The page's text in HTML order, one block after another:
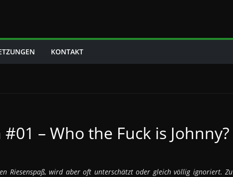
KONTAKT
– Who the Fuck is Johnny?
Riesenspaß, wird aber oft unterschätzt oder gleich völlig ignoriert. Zu